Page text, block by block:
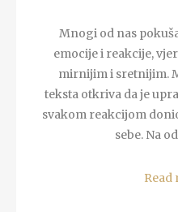
Mnogi od nas
emocije i reakcije,
mirnijim i sretnijim.
teksta otkriva da je
svakom reakcijom
sebe. Na
Read